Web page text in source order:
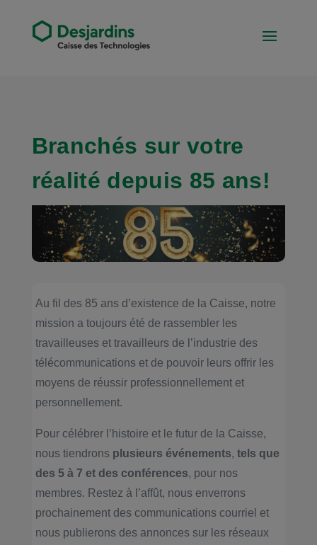
Branchés sur votre
réalité depuis 85 ans!
Au fil des 85 ans d’existence de la Caisse, notre
mission a toujours été de rassembler les
travailleuses et travailleurs de l’industrie des
télécommunications et de pouvoir leurs offrir les
moyens de réussir professionnellement et
personnellement.
Pour célébrer l’histoire et le futur de la Caisse,
nous tiendrons plusieurs événements, tels que
des 5 à 7 et des conférences, pour nos
membres. Restez à l’affût, nous enverrons
prochainement des communications courriel et
nous publierons des annonces sur les réseaux